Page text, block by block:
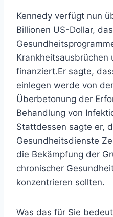
Kennedy verfügt nun
Billionen US-Dollar,
Krankheitsausbrüchen
finanziert.Er sagte,
einlegen werde von
Überbetonung der
Behandlung von
Stattdessen sagte er,
Gesundheitsdienste
die Bekämpfung der
chronischer
konzentrieren sollten.
Was das für Sie